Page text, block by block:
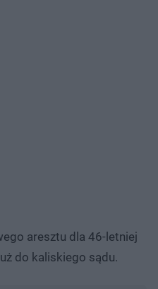
aresztu dla 46-letniej
do kaliskiego sądu.